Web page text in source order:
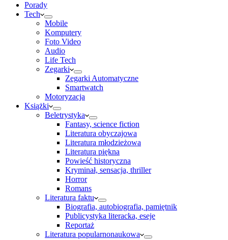
Porady
Tech
Mobile
Komputery
Foto Video
Audio
Life Tech
Zegarki
Zegarki Automatyczne
Smartwatch
Motoryzacja
Książki
Beletrystyka
Fantasy, science fiction
Literatura obyczajowa
Literatura młodzieżowa
Literatura piękna
Powieść historyczna
Kryminał, sensacja, thriller
Horror
Romans
Literatura faktu
Biografia, autobiografia, pamiętnik
Publicystyka literacka, eseje
Reportaż
Literatura popularnonaukowa